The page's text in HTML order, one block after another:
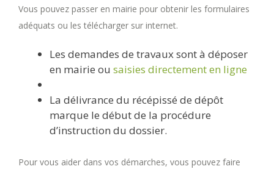
Vous pouvez passer en mairie pour obtenir les formulaires
adéquats ou les télécharger sur internet.
Les demandes de travaux sont à déposer
en mairie ou saisies directement en ligne
La délivrance du récépissé de dépôt
marque le début de la procédure
d’instruction du dossier.
Pour vous aider dans vos démarches, vous pouvez faire